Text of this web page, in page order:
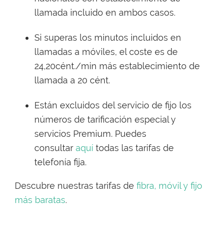
llamada incluido en ambos casos.
Si superas los minutos incluidos en
llamadas a móviles, el coste es de
24,20cént./min más establecimiento de
llamada a 20 cént.
Están excluidos del servicio de fijo los
números de tarificación especial y
servicios Premium. Puedes
consultar aquí todas las tarifas de
telefonía fija.
Descubre nuestras tarifas de fibra, móvil y fijo
más baratas.